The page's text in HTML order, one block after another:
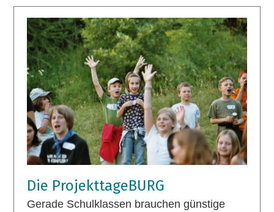
Die ProjekttageBURG
Gerade Schulklassen brauchen günstige